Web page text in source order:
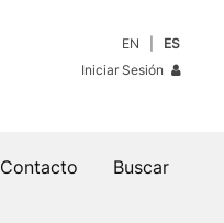
EN
ES
Iniciar Sesión
Buscar
Contacto